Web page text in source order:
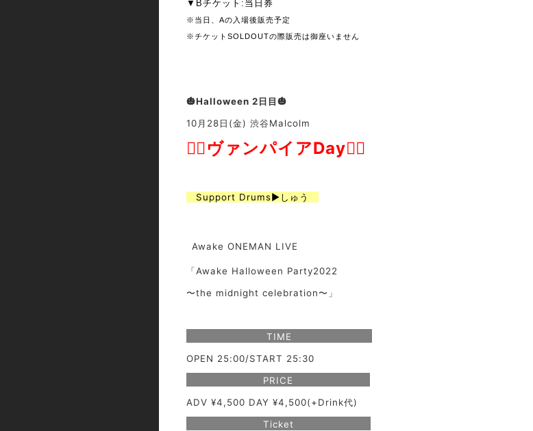
▼Bチケット:当日券
※当日、Aの入場後販売予定
※チケットSOLDOUTの際販売は御座いません
🎃Halloween 2日目🎃
10月28日(金) 渋谷Malcolm
🧛‍♂️ヴァンパイアDay🧛‍♂️
Support Drums▶︎しゅう
Awake ONEMAN LIVE
「Awake Halloween Party2022
〜the midnight celebration〜」
TIME
OPEN 25:00/START 25:30
PRICE
ADV ¥4,500 DAY ¥4,500(+Drink代)
Ticket